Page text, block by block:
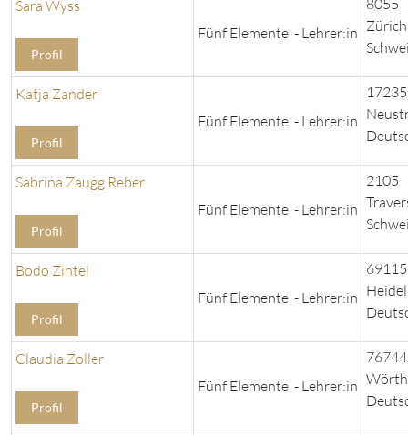
Sara Wyss
Profil
Fünf Elemente - Lehrer:in
8055
Zürich
Katja Zander
Profil
Fünf Elemente - Lehrer:in
17235
Sabrina Zaugg Reber
Profil
Fünf Elemente - Lehrer:in
2105
Bodo Zintel
Profil
Fünf Elemente - Lehrer:in
69115
Claudia Zoller
Profil
Fünf Elemente - Lehrer:in
76744
Wörth